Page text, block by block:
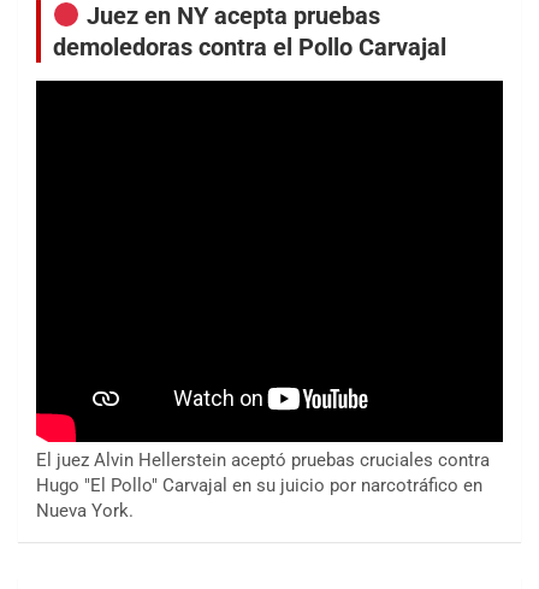
Juez en NY acepta pruebas
demoledoras contra el Pollo Carvajal
El juez Alvin Hellerstein aceptó pruebas cruciales contra
Hugo "El Pollo" Carvajal en su juicio por narcotráfico en
Nueva York.